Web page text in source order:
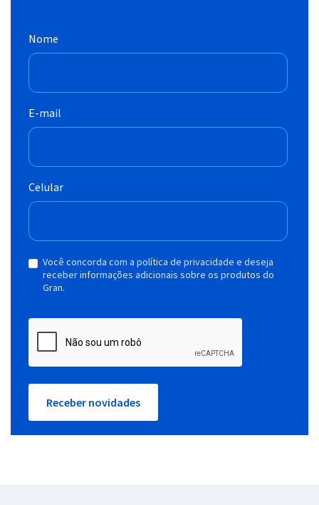
Nome
E-mail
Celular
Você concorda com a política de privacidade e deseja
receber informações adicionais sobre os produtos do
Gran.
Receber novidades